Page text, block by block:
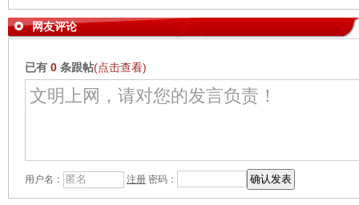
网友评论
已有 0 条跟帖(点击查看)
用户名： 注册 密码：